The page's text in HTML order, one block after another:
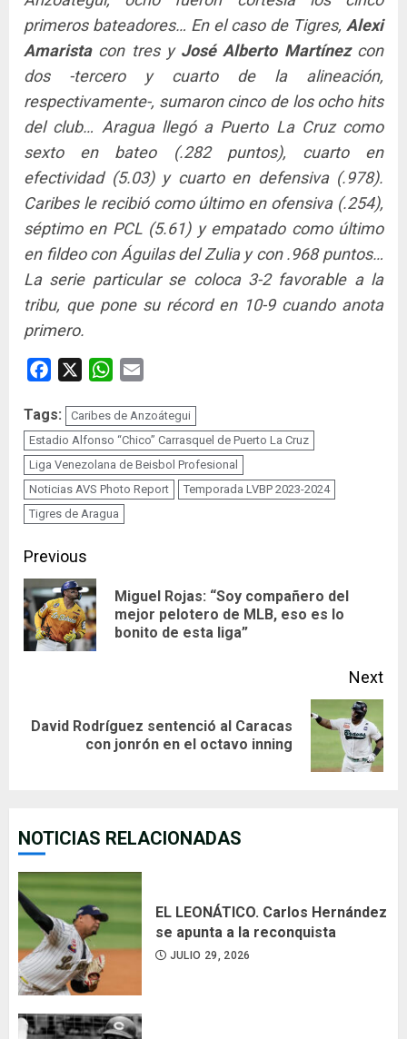
primeros bateadores… En el caso de Tigres, Alexi
Amaristacon tres y José Alberto Martínezcon
dos -tercero y cuarto de la alineación,
respectivamente-, sumaron cinco de los ocho hits
del club… Aragua llegó a Puerto La Cruz como
sexto en bateo (.282 puntos), cuarto en
efectividad (5.03) y cuarto en defensiva (.978).
Caribes le recibió como último en ofensiva (.254),
séptimo en PCL (5.61) y empatado como último
en fildeo con Águilas del Zulia y con .968 puntos…
La serie particular se coloca 3-2 favorable a la
tribu, que pone su récord en 10-9 cuando anota
primero.
Facebook WhatsApp
Tags:
Caribes de Anzoátegui
Estadio Alfonso “Chico” Carrasquel de Puerto La Cruz
Liga Venezolana de Beisbol Profesional
Noticias AVS Photo Report
Temporada LVBP 2023-2024
Tigres de Aragua
Continue
Reading
Previous
Miguel Rojas: “Soy compañero del
mejor pelotero de MLB, eso es lo
bonito de esta liga”
Next
Next
David Rodríguez sentenció al Caracas
con jonrón en el octavo inning
NOTICIAS RELACIONADAS
EL LEONÁTICO. Carlos Hernández
se apunta a la reconquista
JULIO 29, 2026